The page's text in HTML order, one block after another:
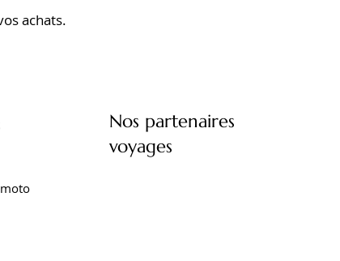
achats.
Nos partenaires
voyages